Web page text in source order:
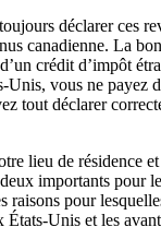
déclarer ces
canadienne. La
crédit d’impôt
Unis, vous ne payez
tout déclarer
lieu de résidence
importants pour
raisons pour
États-Unis et les